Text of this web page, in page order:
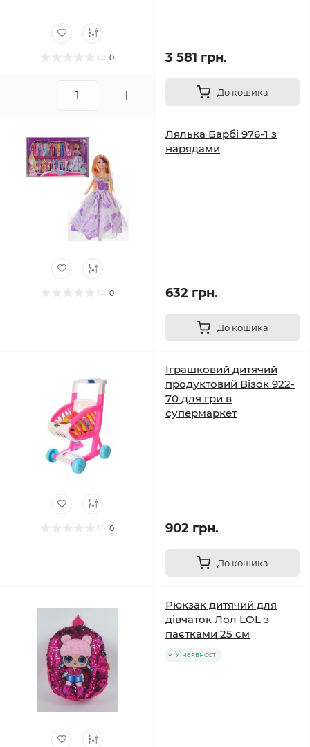
0 3 581 грн.
До кошика
0
Лялька Барбі 976-1 з
нарядами
632 грн.
До кошика
0
Іграшковий дитячий
продуктовий Візок 922-
70 для гри в
супермаркет
902 грн.
До кошика
Рюкзак дитячий для
дівчаток Лол LOL з
паєтками 25 см
У наявності